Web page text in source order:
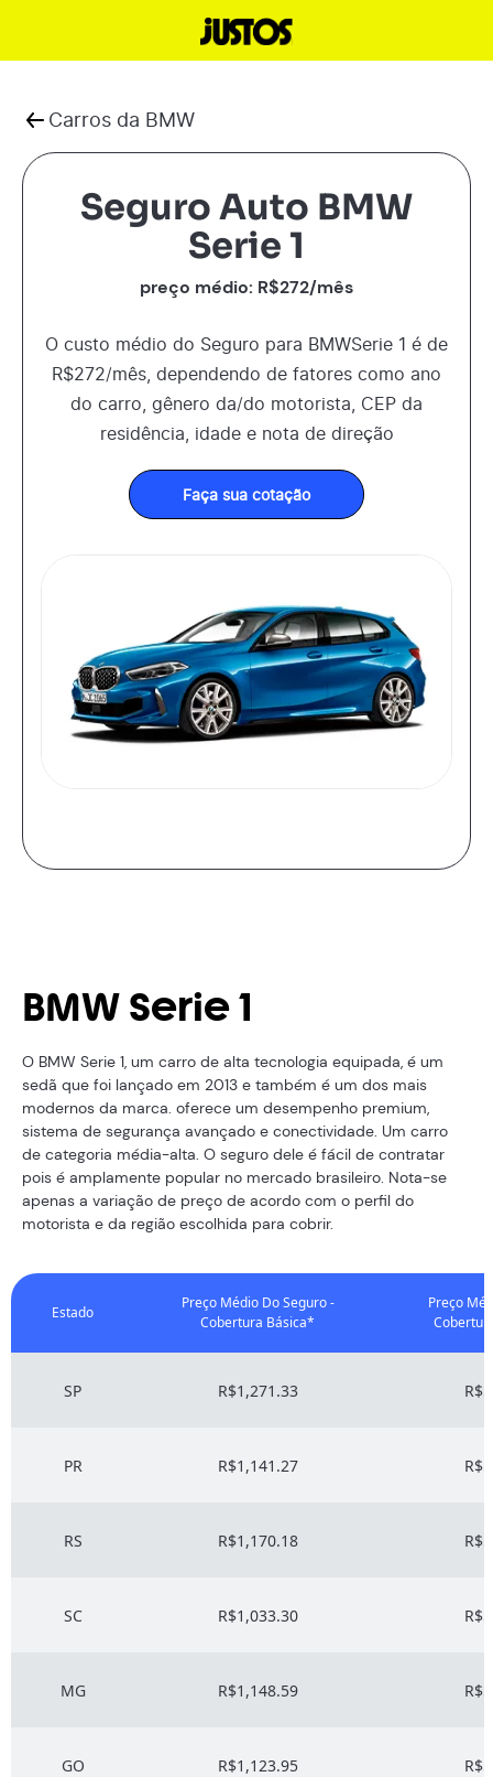
Carros da BMW
Seguro Auto BMW
Serie 1
preço médio: R$272/mês
O custo médio do Seguro para BMWSerie 1 é de
R$272/mês, dependendo de fatores como ano
do carro, gênero da/do motorista, CEP da
residência, idade e nota de direção
Faça sua cotação
BMW Serie 1
O BMW Serie 1, um carro de alta tecnologia equipada, é um
sedã que foi lançado em 2013 e também é um dos mais
modernos da marca. oferece um desempenho premium,
sistema de segurança avançado e conectividade. Um carro
de categoria média-alta. O seguro dele é fácil de contratar
pois é amplamente popular no mercado brasileiro. Nota-se
apenas a variação de preço de acordo com o perfil do
motorista e da região escolhida para cobrir.
Estado
Preço Médio Do Seguro -
Cobertura Básica*
Preço
SP R$1,271.33
PR R$1,141.27
RS R$1,170.18
SC R$1,033.30
MG R$1,148.59
GO R$1,123.95